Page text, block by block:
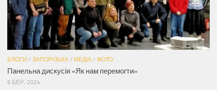
БЛОГИ / ЗАПОРІЗЬКА / МЕДІА / ФОТО
Панельна дискусія «Як нам перемогти»
6 БЕР, 2024